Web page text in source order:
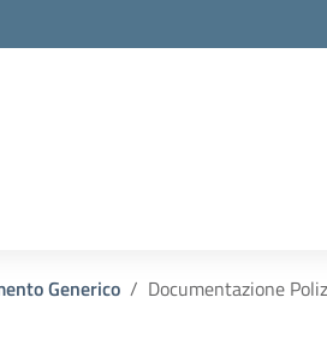
Generico Documentazione